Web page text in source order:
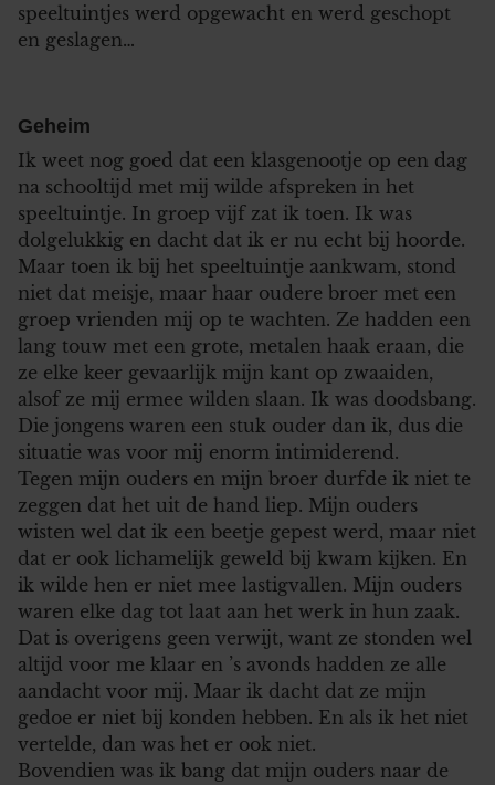
speeltuintjes werd opgewacht en werd geschopt
en geslagen…
Geheim
Ik weet nog goed dat een klasgenootje op een dag
na schooltijd met mij wilde afspreken in het
speeltuintje. In groep vijf zat ik toen. Ik was
dolgelukkig en dacht dat ik er nu echt bij hoorde.
Maar toen ik bij het speeltuintje aankwam, stond
niet dat meisje, maar haar oudere broer met een
groep vrienden mij op te wachten. Ze hadden een
lang touw met een grote, metalen haak eraan, die
ze elke keer gevaarlijk mijn kant op zwaaiden,
alsof ze mij ermee wilden slaan. Ik was doodsbang.
Die jongens waren een stuk ouder dan ik, dus die
situatie was voor mij enorm intimiderend.
Tegen mijn ouders en mijn broer durfde ik niet te
zeggen dat het uit de hand liep. Mijn ouders
wisten wel dat ik een beetje gepest werd, maar niet
dat er ook lichamelijk geweld bij kwam kijken. En
ik wilde hen er niet mee lastigvallen. Mijn ouders
waren elke dag tot laat aan het werk in hun zaak.
Dat is overigens geen verwijt, want ze stonden wel
altijd voor me klaar en ’s avonds hadden ze alle
aandacht voor mij. Maar ik dacht dat ze mijn
gedoe er niet bij konden hebben. En als ik het niet
vertelde, dan was het er ook niet.
Bovendien was ik bang dat mijn ouders naar de